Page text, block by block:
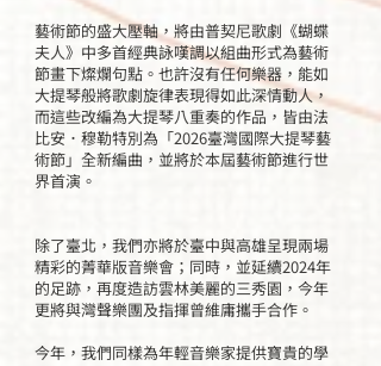
藝術節的盛大壓軸，將由普契尼歌劇《蝴蝶
夫人》中多首經典詠嘆調以組曲形式為藝術
節畫下燦爛句點。也許沒有任何樂器，能如
大提琴般將歌劇旋律表現得如此深情動人，
而這些改編為大提琴八重奏的作品，皆由法
比安．穆勒特別為「2026臺灣國際大提琴藝
術節」全新編曲，並將於本屆藝術節進行世
界首演。
除了臺北，我們亦將於臺中與高雄呈現兩場
精彩的菁華版音樂會；同時，並延續2024年
的足跡，再度造訪雲林美麗的三秀園，今年
更將與灣聲樂團及指揮曾維庸攜手合作。
今年，我們同樣為年輕音樂家提供寶貴的學